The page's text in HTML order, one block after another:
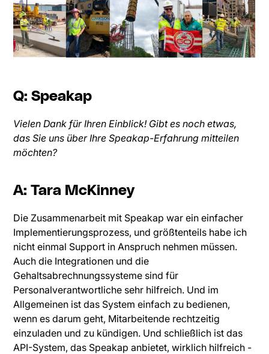
Q: Speakap
Vielen Dank für Ihren Einblick! Gibt es noch etwas,
das Sie uns über Ihre Speakap-Erfahrung mitteilen
möchten?
A: Tara McKinney
Die Zusammenarbeit mit Speakap war ein einfacher
Implementierungsprozess, und größtenteils habe ich
nicht einmal Support in Anspruch nehmen müssen.
Auch die Integrationen und die
Gehaltsabrechnungssysteme sind für
Personalverantwortliche sehr hilfreich. Und im
Allgemeinen ist das System einfach zu bedienen,
wenn es darum geht, Mitarbeitende rechtzeitig
einzuladen und zu kündigen. Und schließlich ist das
API-System, das Speakap anbietet, wirklich hilfreich -